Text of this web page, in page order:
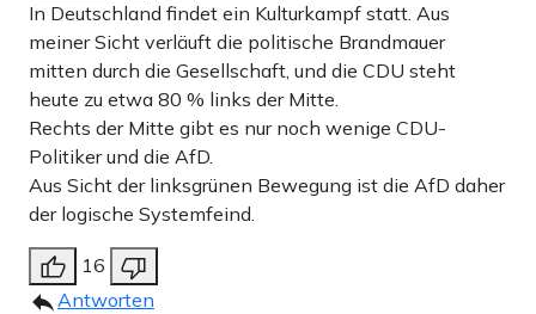
In Deutschland findet ein Kulturkampf statt. Aus
meiner Sicht verläuft die politische Brandmauer
mitten durch die Gesellschaft, und die CDU steht
heute zu etwa 80 % links der Mitte.
Rechts der Mitte gibt es nur noch wenige CDU-
Politiker und die AfD.
Aus Sicht der linksgrünen Bewegung ist die AfD daher
der logische Systemfeind.
16
Antworten